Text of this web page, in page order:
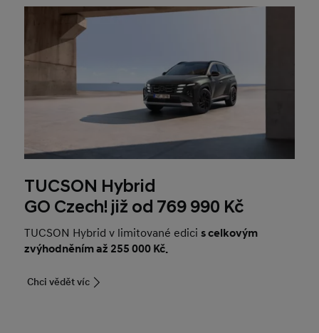
TUCSON Hybrid
GO Czech! již od 769 990 Kč
TUCSON Hybrid v limitované edicis celkovým
zvýhodněním až 255 000 Kč.
Chci vědět víc